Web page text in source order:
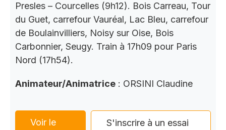
Presles – Courcelles (9h12). Bois Carreau, Tour
du Guet, carrefour Vauréal, Lac Bleu, carrefour
de Boulainvilliers, Noisy sur Oise, Bois
Carbonnier, Seugy. Train à 17h09 pour Paris
Nord (17h54).
Animateur/Animatrice : ORSINI Claudine
Voir le
S'inscrire à un essai